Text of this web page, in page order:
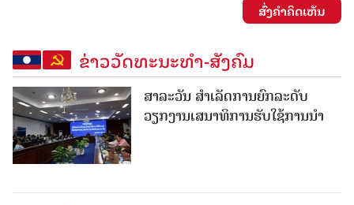
ສົ່ງຄໍາຄິດເຫັນ
ຂ່າວວັດທະນະທຳ-ສັງຄົມ
ສາລະວັນ ສໍາເລັດການຍົກລະດັບ
ວຽກງານເສນາທິການຮັບໃຊ້ການນໍາ